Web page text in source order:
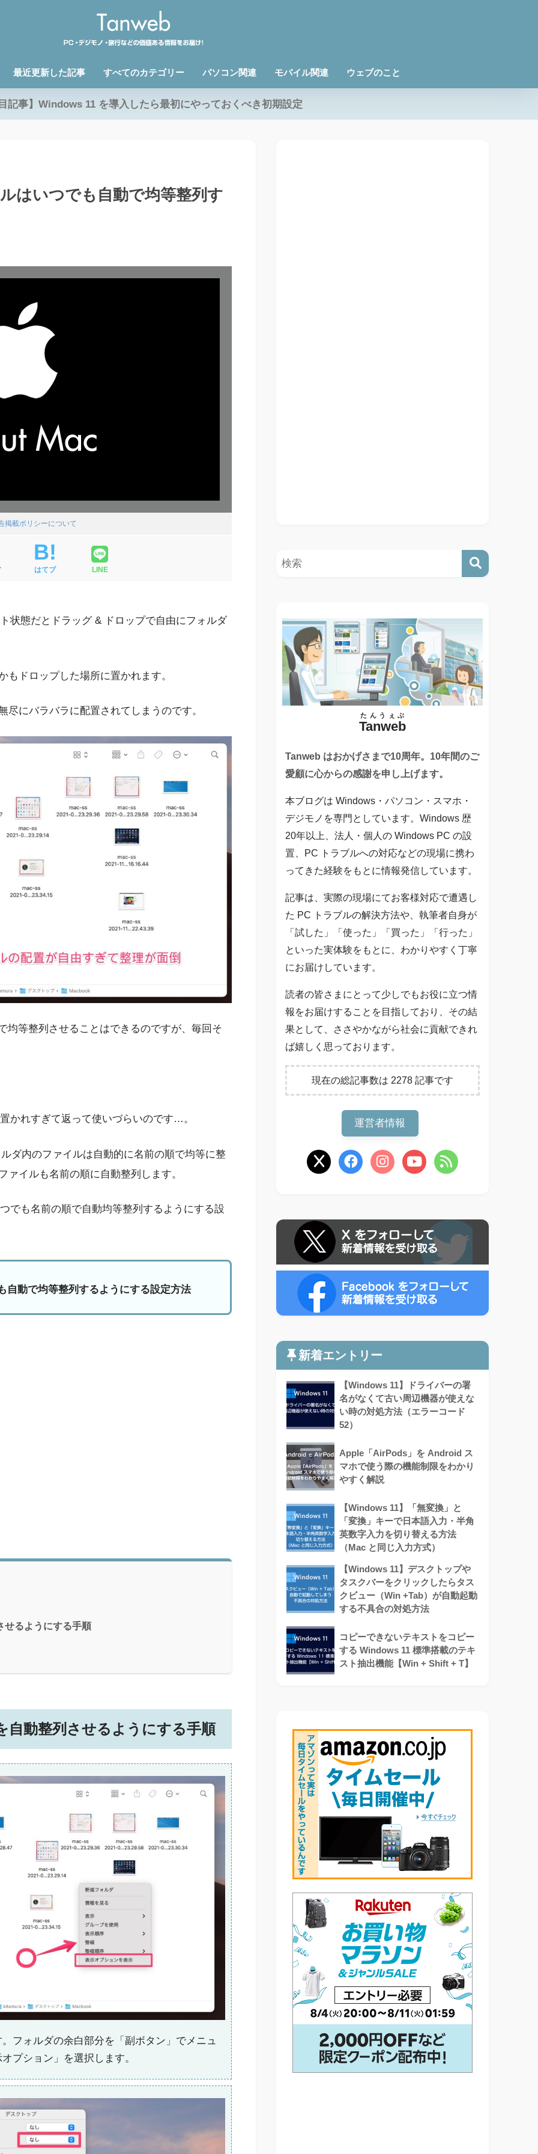
最近更新した記事 すべてのカテゴリー パソコン関連 モバイル関連 ウェブのこと
記事】Windows 11 を導入したら最初にやっておくべき初期設定
はいつでも自動で均等整列す
掲載ポリシーについて
はてブ LINE
状態だとドラッグ & ドロップで自由にフォルダ
ドロップした場所に置かれます。
にバラバラに配置されてしまうのです。
等整列させることはできるのですが、毎回そ
かれすぎて返って使いづらいのです…。
ダ内のファイルは自動的に名前の順で均等に整
イルも名前の順に自動整列します。
でも名前の順で自動均等整列するようにする設
自動で均等整列するようにする設定方法
せるようにする手順
自動整列させるようにする手順
フォルダの余白部分を「副ボタン」でメニュ
プション」を選択します。
Tanweb
たんうぇぶ
Tanweb はおかげさまで10周年。10年間のご
愛顧に心からの感謝を申し上げます。
本ブログは Windows・パソコン・スマホ・
デジモノを専門としています。Windows 歴
20年以上、法人・個人の Windows PC の設
置、PC トラブルへの対応などの現場に携わ
ってきた経験をもとに情報発信しています。
記事は、実際の現場にてお客様対応で遭遇し
た PC トラブルの解決方法や、執筆者自身が
「試した」「使った」「買った」「行った」
といった実体験をもとに、わかりやすく丁寧
にお届けしています。
読者の皆さまにとって少しでもお役に立つ情
報をお届けすることを目指しており、その結
果として、ささやかながら社会に貢献できれ
ば嬉しく思っております。
現在の総記事数は 2278 記事です
運営者情報
新着エントリー
【Windows 11】ドライバーの署
名がなくて古い周辺機器が使えな
い時の対処方法（エラーコード
52）
Apple「AirPods」を Android ス
マホで使う際の機能制限をわかり
やすく解説
【Windows 11】「無変換」と
「変換」キーで日本語入力・半角
英数字入力を切り替える方法
（Mac と同じ入力方式）
【Windows 11】デスクトップや
タスクバーをクリックしたらタス
クビュー（Win +Tab）が自動起動
する不具合の対処方法
コピーできないテキストをコピー
する Windows 11 標準搭載のテキ
スト抽出機能【Win + Shift + T】